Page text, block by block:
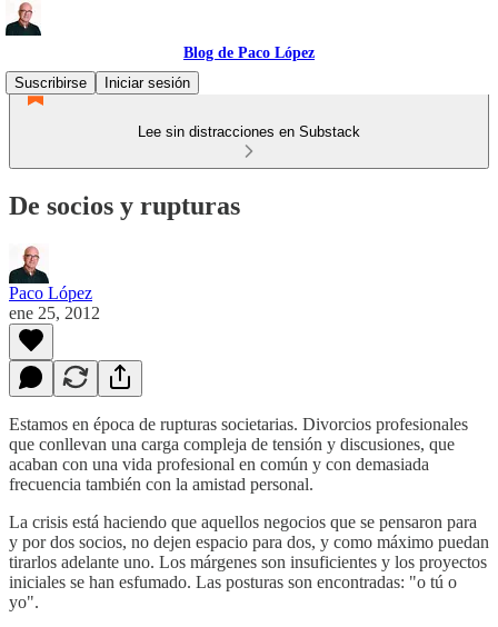
Blog de Paco López
Suscribirse
Iniciar sesión
Lee sin distracciones en Substack
De socios y rupturas
Paco López
ene 25, 2012
Estamos en época de rupturas societarias. Divorcios profesionales
que conllevan una carga compleja de tensión y discusiones, que
acaban con una vida profesional en común y con demasiada
frecuencia también con la amistad personal.
La crisis está haciendo que aquellos negocios que se pensaron para
y por dos socios, no dejen espacio para dos, y como máximo puedan
tirarlos adelante uno. Los márgenes son insuficientes y los proyectos
iniciales se han esfumado. Las posturas son encontradas: "o tú o
yo".